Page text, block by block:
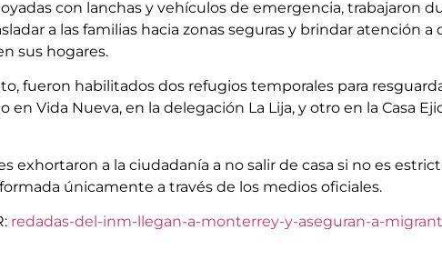
con lanchas y vehículos de emergencia, trabajaron
a las familias hacia zonas seguras y brindar atención a
sus hogares.
fueron habilitados dos refugios temporales para
en Vida Nueva, en la delegación La Lija, y otro en la Casa
exhortaron a la ciudadanía a no salir de casa si no es
únicamente a través de los medios oficiales.
redadas-del-inm-llegan-a-monterrey-y-aseguran-a-